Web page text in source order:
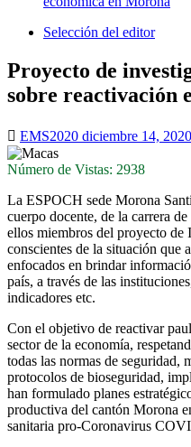
Selección del editor
Proyecto de
sobre reactivación
EMS2020 diciembre 14, 2020
Número de Vistas: 2938
La ESPOCH sede Morona
cuerpo docente, de la carrera
ellos miembros del proyecto
conscientes de la situación que
enfocados en brindar
país, a través de las
indicadores etc.
Con el objetivo de reactivar
sector de la economía,
todas las normas de seguridad,
protocolos de bioseguridad,
han formulado planes
productiva del cantón Morona
sanitaria pro-Coronavirus